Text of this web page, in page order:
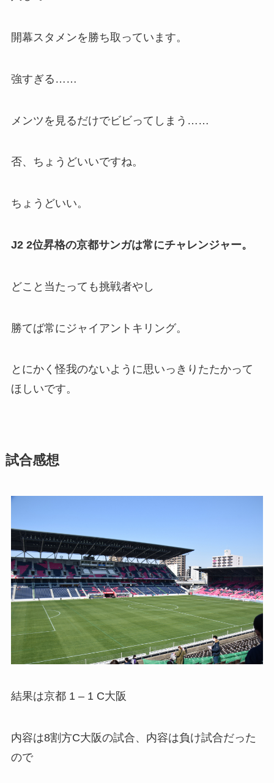
開幕スタメンを勝ち取っています。
強すぎる……
メンツを見るだけでビビってしまう……
否、ちょうどいいですね。
ちょうどいい。
J2 2位昇格の京都サンガは常にチャレンジャー。
どこと当たっても挑戦者やし
勝てば常にジャイアントキリング。
とにかく怪我のないように思いっきりたたかって
ほしいです。
試合感想
結果は京都 1 – 1 C大阪
内容は8割方C大阪の試合、内容は負け試合だった
ので